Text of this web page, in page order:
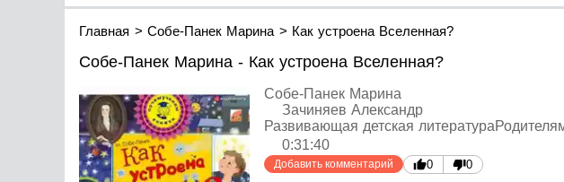
Главная Собе-Панек Марина Как устроена Вселенная?
Собе-Панек Марина - Как устроена Вселенная?
Собе-Панек Марина
Зачиняев Александр
Развивающая детская литература
0:31:40
Добавить комментарий 0 0